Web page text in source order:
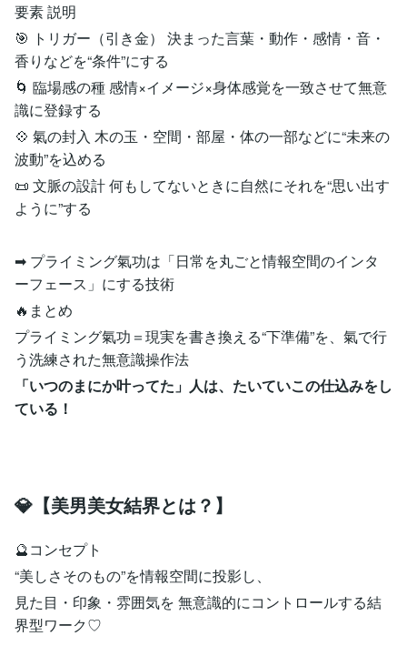
要素 説明
🎯 トリガー（引き金） 決まった言葉・動作・感情・音・
香りなどを“条件”にする
🌀 臨場感の種 感情×イメージ×身体感覚を一致させて無意
識に登録する
💠 氣の封入 木の玉・空間・部屋・体の一部などに“未来の
波動”を込める
📜 文脈の設計 何もしてないときに自然にそれを“思い出す
ように”する
➡ プライミング氣功は「日常を丸ごと情報空間のインタ
ーフェース」にする技術
🔥まとめ
プライミング氣功＝現実を書き換える“下準備”を、氣で行
う洗練された無意識操作法
「いつのまにか叶ってた」人は、たいていこの仕込みをし
ている！
💎【美男美女結界とは？】
🔮コンセプト
“美しさそのもの”を情報空間に投影し、
見た目・印象・雰囲気を 無意識的にコントロールする結
界型ワーク♡